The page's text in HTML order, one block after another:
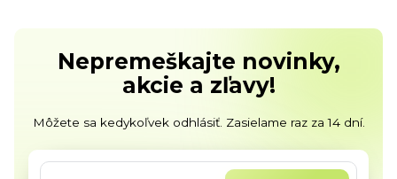
Nepremeškajte novinky,
akcie a zľavy!
Môžete sa kedykoľvek odhlásiť. Zasielame raz za 14 dní.